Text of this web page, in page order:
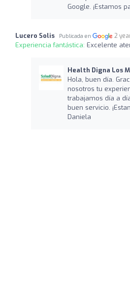
Google. ¡Estamos
Lucero Solis Publicada en 2
Experiencia fantástica: Excelente
Health Digna Los
Hola, buen día.
nosotros tu
trabajamos día a
buen servicio.
Daniela